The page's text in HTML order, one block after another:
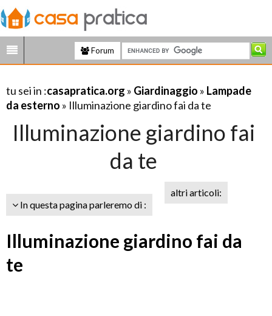
Forum
tu sei in :casapratica.org » Giardinaggio » Lampade
da esterno » Illuminazione giardino fai da te
Illuminazione giardino fai
da te
In questa pagina parleremo di :
altri articoli:
Illuminazione giardino fai da
te